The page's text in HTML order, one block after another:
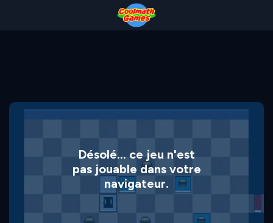
Désolé... ce jeu n'est
pas jouable dans votre
navigateur.